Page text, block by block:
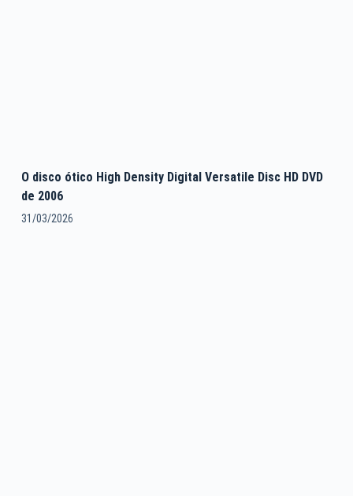
O disco ótico High Density Digital Versatile Disc HD DVD
de 2006
31/03/2026